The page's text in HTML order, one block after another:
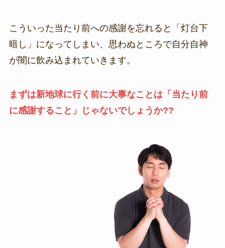
こういった当たり前への感謝を忘れると「灯台下
暗し」になってしまい、思わぬところで自分自神
が闇に飲み込まれていきます。
まずは新地球に行く前に大事なことは「当たり前
に感謝すること」じゃないでしょうか??